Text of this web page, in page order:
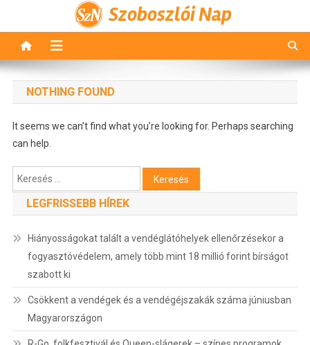
Szoboszlói Nap
NOTHING FOUND
It seems we can’t find what you’re looking for. Perhaps searching
can help.
Keresés:
LEGFRISSEBB HÍREK
Hiányosságokat talált a vendéglátóhelyek ellenőrzésekor a
fogyasztóvédelem, amely több mint 18 millió forint bírságot
szabott ki
Csökkent a vendégek és a vendégéjszakák száma júniusban
Magyarországon